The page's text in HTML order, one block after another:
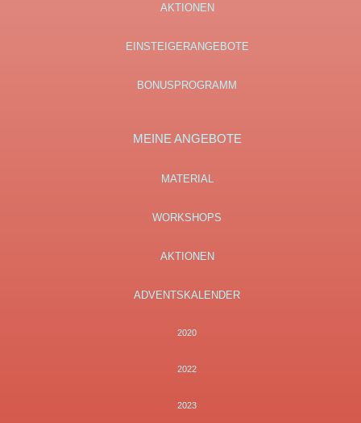
AKTIONEN
EINSTEIGERANGEBOTE
BONUSPROGRAMM
MEINE ANGEBOTE
MATERIAL
WORKSHOPS
AKTIONEN
ADVENTSKALENDER
2020
2022
2023